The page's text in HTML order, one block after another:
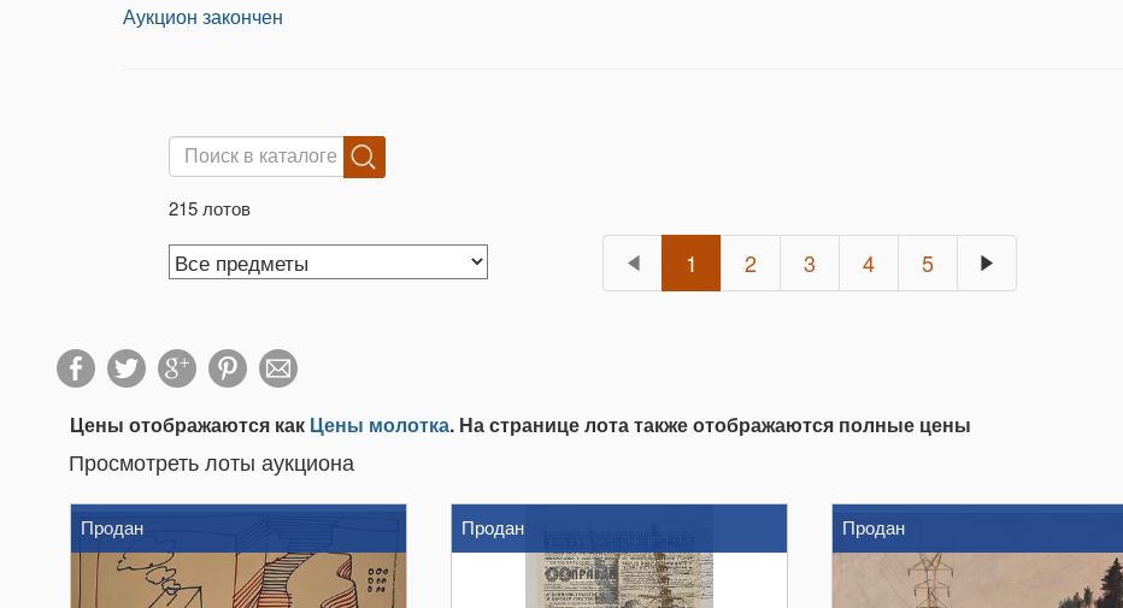
Аукцион закончен
215 лотов
1 2 3 4 5
Цены отображаются как Цены молотка. На странице лота также отображаются полные цены
Просмотреть лоты аукциона
Продан Продан Продан